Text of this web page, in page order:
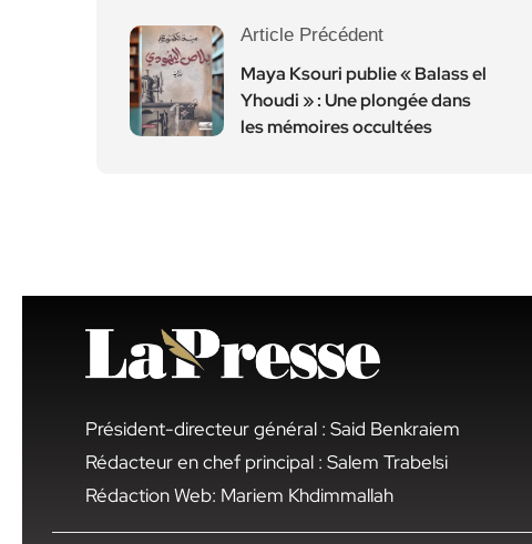
Article Précédent
Maya Ksouri publie « Balass el
Yhoudi » : Une plongée dans
les mémoires occultées
Président-directeur général : Said Benkraiem
Rédacteur en chef principal : Salem Trabelsi
Rédaction Web: Mariem Khdimmallah